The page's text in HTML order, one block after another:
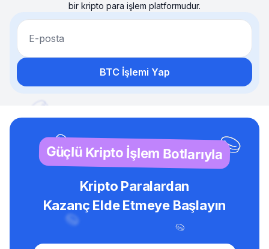
bir kripto para işlem platformudur.
E-posta
BTC İşlemi Yap
Güçlü Kripto İşlem Botlarıyla
Kripto Paralardan
Kazanç Elde Etmeye Başlayın